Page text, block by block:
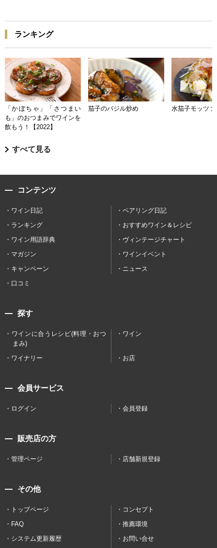
ランキング
「かぼちゃ」「さつまい
も」のおつまみでワインを
飲もう！【2022】
茄子のバジル炒め 水茄子モッツァ
すべて見る
コンテンツ
ワイン日記
ペアリング日記
ランキング
おすすめワイン＆レシピ
ワイン用語辞典
ヴィンテージチャート
マガジン
ワインイベント
キャンペーン
ニュース
口コミ
探す
ワインに合うレシピ(料理・おつ
まみ)
ワイン
ワイナリー お店
会員サービス
ログイン 会員登録
販売店の方
管理ページ 店舗新規登録
その他
トップページ
コンセプト
FAQ
推薦環境
システム更新履歴
お問い合せ